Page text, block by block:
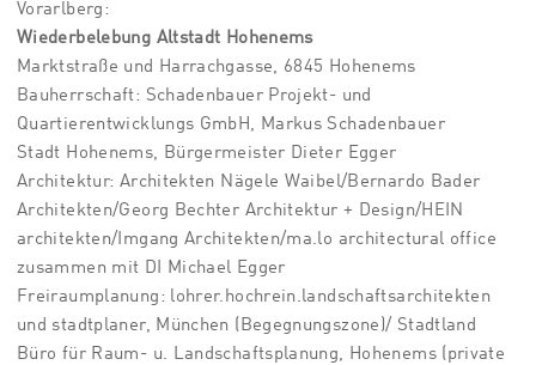
Vorarlberg:
Wiederbelebung Altstadt Hohenems
Marktstraße und Harrachgasse, 6845 Hohenems
Bauherrschaft: Schadenbauer Projekt- und
Quartierentwicklungs GmbH, Markus Schadenbauer
Stadt Hohenems, Bürgermeister Dieter Egger
Architektur: Architekten Nägele Waibel/Bernardo Bader
Architekten/Georg Bechter Architektur + Design/HEIN
architekten/Imgang Architekten/ma.lo architectural office
zusammen mit DI Michael Egger
Freiraumplanung: lohrer.hochrein.landschaftsarchitekten
und stadtplaner, München (Begegnungszone)/ Stadtland
Büro für Raum- u. Landschaftsplanung, Hohenems (private